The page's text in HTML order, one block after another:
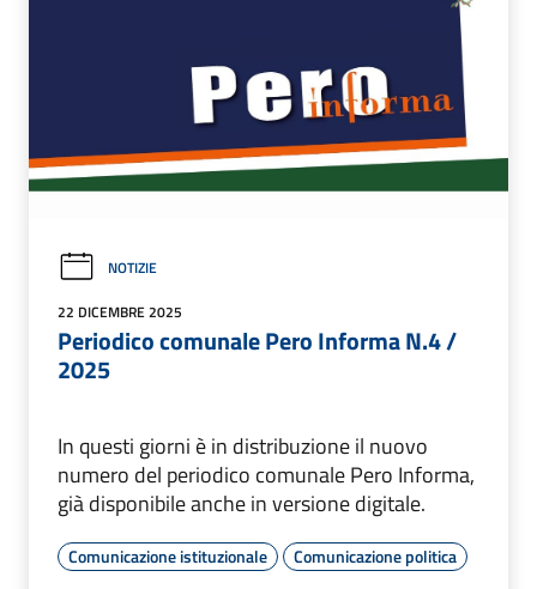
NOTIZIE
22 DICEMBRE 2025
Periodico comunale Pero Informa N.4 /
2025
In questi giorni è in distribuzione il nuovo
numero del periodico comunale Pero Informa,
già disponibile anche in versione digitale.
Comunicazione istituzionale Comunicazione politica